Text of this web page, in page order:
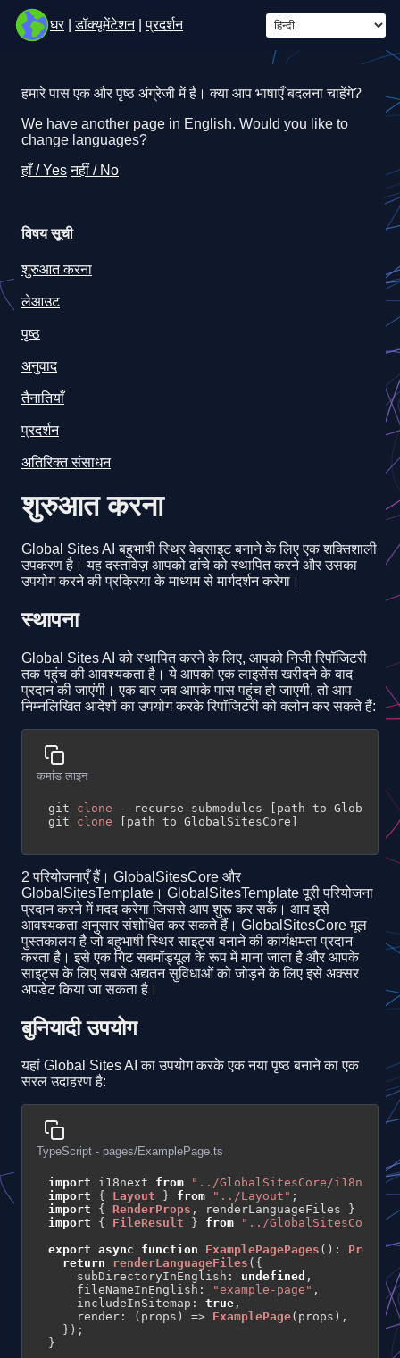
घर|डॉक्यूमेंटेशन|प्रदर्शन
हमारे पास एक और पृष्ठ अंग्रेजी में है। क्या आप भाषाएँ बदलना चाहेंगे?
We have another page in English. Would you like to
change languages?
हाँ / Yes नहीं / No
विषय सूची
शुरुआत करना
लेआउट
पृष्ठ
अनुवाद
तैनातियाँ
प्रदर्शन
अतिरिक्त संसाधन
शुरुआत करना
Global Sites AI बहुभाषी स्थिर वेबसाइट बनाने के लिए एक शक्तिशाली
उपकरण है। यह दस्तावेज़ आपको ढांचे को स्थापित करने और उसका
उपयोग करने की प्रक्रिया के माध्यम से मार्गदर्शन करेगा।
स्थापना
Global Sites AI को स्थापित करने के लिए, आपको निजी रिपॉजिटरी
तक पहुंच की आवश्यकता है। ये आपको एक लाइसेंस खरीदने के बाद
प्रदान की जाएंगी। एक बार जब आपके पास पहुंच हो जाएगी, तो आप
निम्नलिखित आदेशों का उपयोग करके रिपॉजिटरी को क्लोन कर सकते हैं:
कमांड लाइन
git clone --recurse-submodules [path to
git clone [path to GlobalSitesCore]
2 परियोजनाएँ हैं। GlobalSitesCore और
GlobalSitesTemplate। GlobalSitesTemplate पूरी परियोजना
प्रदान करने में मदद करेगा जिससे आप शुरू कर सकें। आप इसे
आवश्यकता अनुसार संशोधित कर सकते हैं। GlobalSitesCore मूल
पुस्तकालय है जो बहुभाषी स्थिर साइट्स बनाने की कार्यक्षमता प्रदान
करता है। इसे एक गिट सबमॉड्यूल के रूप में माना जाता है और आपके
साइट्स के लिए सबसे अद्यतन सुविधाओं को जोड़ने के लिए इसे अक्सर
अपडेट किया जा सकता है।
बुनियादी उपयोग
यहां Global Sites AI का उपयोग करके एक नया पृष्ठ बनाने का एक
सरल उदाहरण है:
TypeScript - pages/ExamplePage.ts
import i18next from "../GlobalSitesCore/i18n"
import { Layout } from "../Layout"
import { RenderProps , renderLanguageFiles }
import { FileResult } from
"../GlobalSitesCore/
export async function ExamplePagePages ( ): Promise
return
renderLanguageFiles ({
subDirectoryInEnglish : undefined ,
fileNameInEnglish : "example-page" ,
includeInSitemap : true ,
render : ( props ) => ExamplePage(props),
  });
}